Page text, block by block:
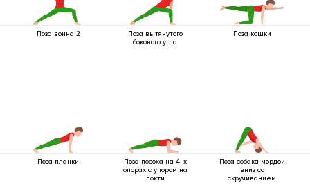
Поза воина 2
Поза вытянутого
бокового угла
Поза кошки
Поза планки
Поза посоха на 4-х
опорах с упором на
локти
Поза собака мордой
вниз со
скручиванием